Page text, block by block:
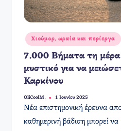
Αναρτήθηκε
σε
Χιούμορ, ωραία και περίεργα
7.000 Βήματα τη
μυστικό για να
Καρκίνου
Συγγραφέας:
OliCoolM. 1 Ιουνίου 2025
Νέα επιστημονική έρευνα
καθημερινή βάδιση μπορεί να